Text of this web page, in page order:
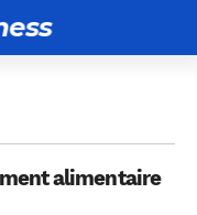
alimentaire